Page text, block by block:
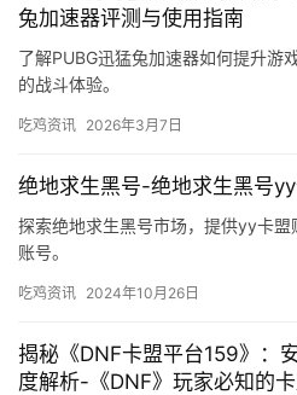
兔加速器评测与使用指南
了解PUBG迅猛兔加速器如何提升游
的战斗体验。
吃鸡资讯 2026年3月7日
绝地求生黑号-绝地求生黑号
探索绝地求生黑号市场，提供yy卡
账号。
吃鸡资讯 2024年10月26日
揭秘《DNF卡盟平台159》：
度解析-《DNF》玩家必知的